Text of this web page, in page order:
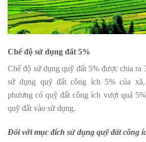
Chế độ sử dụng đất 5%
Chế độ sử dụng quỹ đất 5% được chia ra
sử dụng quỹ đất công ích 5% của
phương có quỹ đất công ích vượt quá
quỹ đất vào sử dụng.
Đối với mục đích sử dụng quỹ đất công